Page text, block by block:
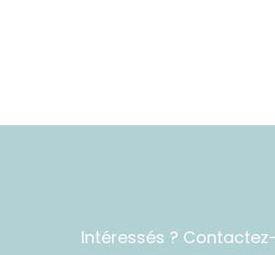
Intéressés ?